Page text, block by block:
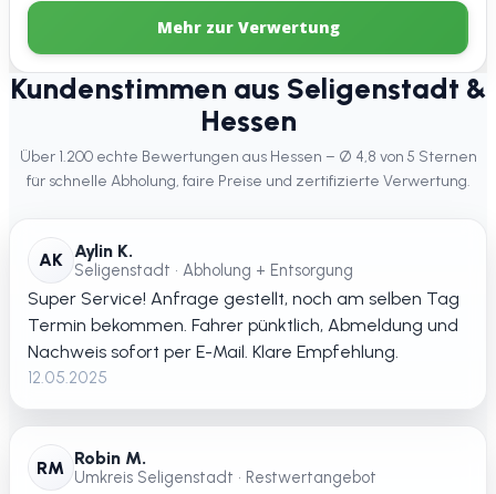
Mehr zur Verwertung
Kundenstimmen aus Seligenstadt &
Hessen
Über 1.200 echte Bewertungen aus Hessen – Ø 4,8 von 5 Sternen
für schnelle Abholung, faire Preise und zertifizierte Verwertung.
AK Aylin K.
Seligenstadt • Abholung + Entsorgung
Super Service! Anfrage gestellt, noch am selben Tag
Termin bekommen. Fahrer pünktlich, Abmeldung und
Nachweis sofort per E-Mail. Klare Empfehlung.
12.05.2025
RM Robin M.
Umkreis Seligenstadt • Restwertangebot